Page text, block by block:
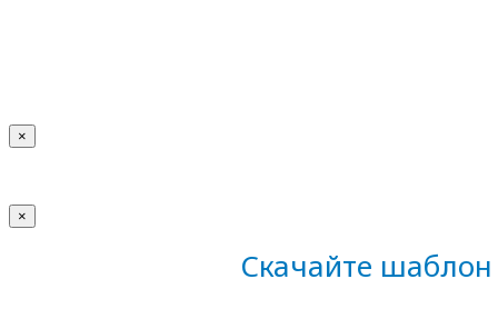
×
×
Скачайте